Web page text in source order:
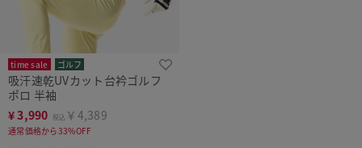
time sale ゴルフ
吸汗速乾UVカット台衿ゴルフ
ポロ 半袖
¥3,990 税込 ￥4,389
通常価格から33%OFF